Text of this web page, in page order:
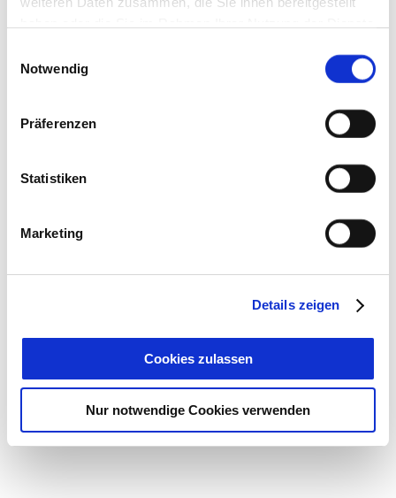
Cookies, wenn Sie unsere Webseite weiterhin nutzen.
Notwendig
Präferenzen
Statistiken
Marketing
Details zeigen
Cookies zulassen
Nur notwendige Cookies verwenden
*zzgl. Systemgebühr
Tickets gibt es in allen Tourist-Informationen rund um den
AUF DEM LAUFENDEN
BLEIBEN